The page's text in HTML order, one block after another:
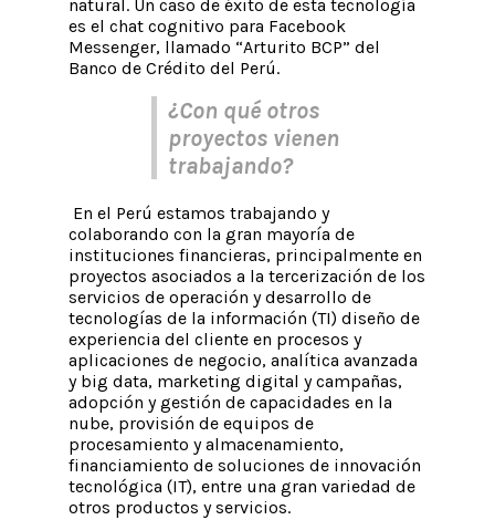
natural. Un caso de éxito de esta tecnología
es el chat cognitivo para Facebook
Messenger, llamado “Arturito BCP” del
Banco de Crédito del Perú.
¿Con qué otros
proyectos vienen
trabajando?
En el Perú estamos trabajando y
colaborando con la gran mayoría de
instituciones financieras, principalmente en
proyectos asociados a la tercerización de los
servicios de operación y desarrollo de
tecnologías de la información (TI) diseño de
experiencia del cliente en procesos y
aplicaciones de negocio, analítica avanzada
y big data, marketing digital y campañas,
adopción y gestión de capacidades en la
nube, provisión de equipos de
procesamiento y almacenamiento,
financiamiento de soluciones de innovación
tecnológica (IT), entre una gran variedad de
otros productos y servicios.